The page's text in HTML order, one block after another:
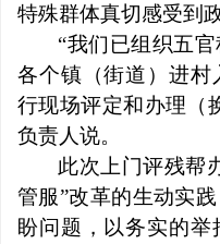
特殊群体真切感受到
“我们已组织五
各个镇（街道）进村
行现场评定和办理（
负责人说。
此次上门评残帮
管服”改革的生动实
盼问题，以务实的举